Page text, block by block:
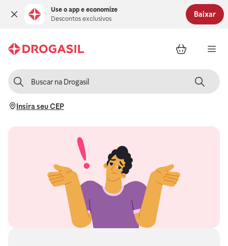
Use o app e economize
Descontos exclusivos
Baixar
Insira seu CEP